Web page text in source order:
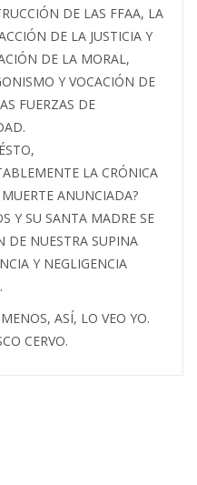
DE LAS FFAA, LA
DE LA JUSTICIA Y
DE LA MORAL,
Y VOCACIÓN DE
FUERZAS DE
LA CRÓNICA
ANUNCIADA?
Y SU SANTA MADRE SE
DE NUESTRA SUPINA
Y NEGLIGENCIA
ASÍ, LO VEO YO.
CERVO.